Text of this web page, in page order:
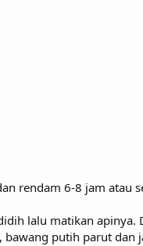
rendam 6-8 jam atau
lalu matikan apinya.
bawang putih parut dan